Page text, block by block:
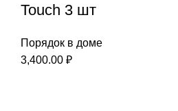
Touch 3 шт
Порядок в доме
3,400.00 ₽